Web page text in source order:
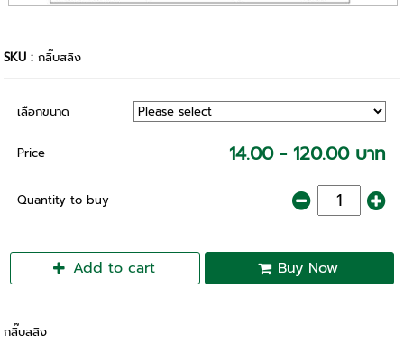
SKU :กลิ๊บสลิง
เลือกขนาด
Price 14.00 - 120.00 บาท
Quantity to buy
Add to cart Buy Now
กลิ๊บสลิง